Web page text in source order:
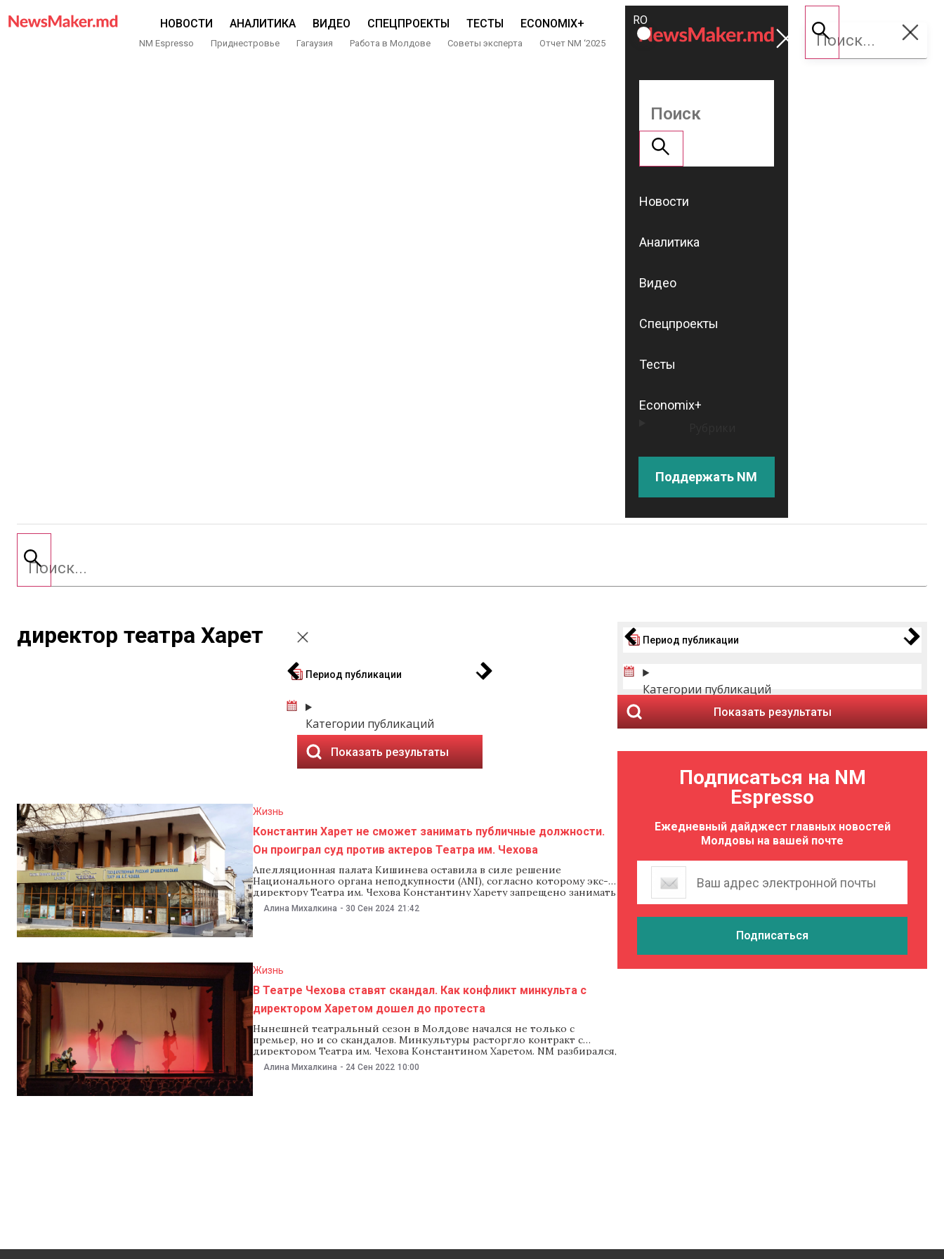
НОВОСТИ АНАЛИТИКА ВИДЕО СПЕЦПРОЕКТЫ ТЕСТЫ ECONOMIX+
NM Espresso Приднестровье Гагаузия Работа в Молдове Советы эксперта Отчет NM ‘2025
ROMÂNĂ
RU
Поддержать
NM
Новости
Аналитика
Видео
Спецпроекты
Тесты
Economix+
Поддержать NM
директор театра Харет
Период публикации
Категории публикаций
Показать результаты
Жизнь
Константин Харет не сможет занимать публичные должности.
Он проиграл суд против актеров Театра им. Чехова
Апелляционная палата Кишинева оставила в силе решение
Национального органа неподкупности (ANI), согласно которому экс-
директору Театра им. Чехова Константину Харету запрещено занимать
публичные должности в течение трех лет. Апелпалата Кишинева
также оставила в силе решение Совета по вопросам равенства,
Алина Михалкина - 30 Сен 2024 21:42
Жизнь
В Театре Чехова ставят скандал. Как конфликт минкульта с
директором Харетом дошел до протеста
Нынешней театральный сезон в Молдове начался не только с
премьер, но и со скандалов. Минкультуры расторгло контракт с
директором Театра им. Чехова Константином Харетом. NM разбирался,
при чем тут реформа, которую затеял минкульт, и почему актеры зовут
кишиневцев на протест и говорят о «нападках» на театр. Почему
Алина Михалкина - 24 Сен 2022 10:00
Период публикации
Категории публикаций
Показать результаты
Подписаться на NM
Espresso
Ежедневный дайджест главных новостей
Молдовы на вашей почте